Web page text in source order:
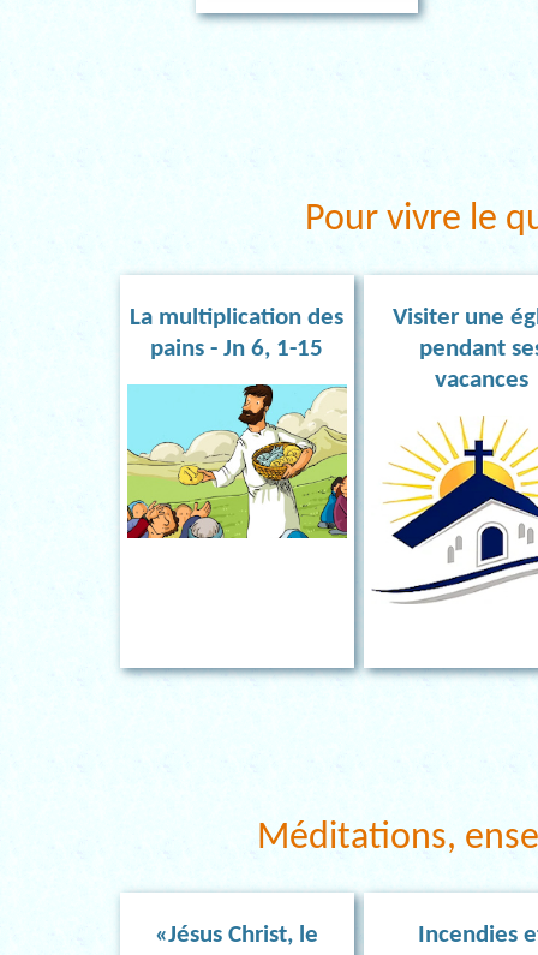
Pour vivre le
La multiplication des
pains - Jn 6, 1-15
Visiter une
pendant
vacances
Méditations,
«Jésus Christ, le
Incendies